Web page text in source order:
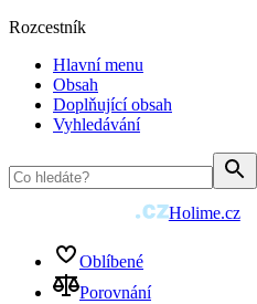
Rozcestník
Hlavní menu
Obsah
Doplňující obsah
Vyhledávání
Holime.cz
Oblíbené
Porovnání